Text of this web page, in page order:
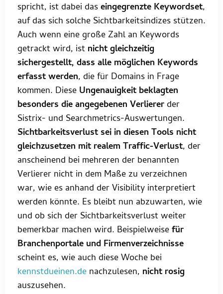
spricht, ist dabei daseingegrenzte Keywordset,
auf das sich solche Sichtbarkeitsindizes stützen.
Auch wenn eine große Zahl an Keywords
getrackt wird, ist nicht gleichzeitig
sichergestellt, dass alle möglichen Keywords
erfasst werden, die für Domains in Frage
kommen. Diese Ungenauigkeit beklagten
besonders die angegebenen Verliererder
Sistrix- und Searchmetrics-Auswertungen.
Sichtbarkeitsverlust sei in diesen Tools nicht
gleichzusetzen mit realem Traffic-Verlust, der
anscheinend bei mehreren der benannten
Verlierer nicht in dem Maße zu verzeichnen
war, wie es anhand der Visibility interpretiert
werden könnte. Es bleibt nun abzuwarten, wie
und ob sich der Sichtbarkeitsverlust weiter
bemerkbar machen wird. Beispielweisefür
Branchenportale und Firmenverzeichnisse
scheint es, wie auch diese Woche bei
kennstdueinen.de nachzulesen, nicht rosig
auszusehen.